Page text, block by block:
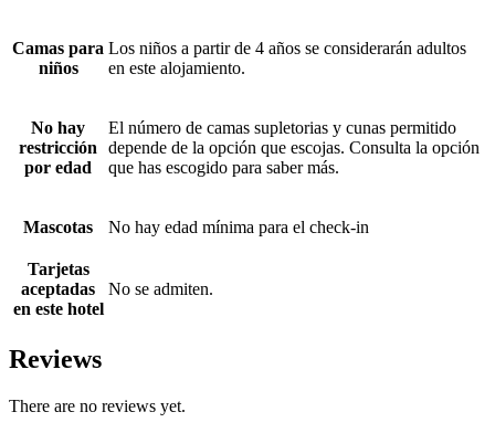
Camas para
niños
Los niños a partir de 4 años se considerarán adultos
en este alojamiento.
No hay
restricción
por edad
El número de camas supletorias y cunas permitido
depende de la opción que escojas. Consulta la opción
que has escogido para saber más.
Mascotas No hay edad mínima para el check-in
Tarjetas
aceptadas
en este hotel
No se admiten.
Reviews
There are no reviews yet.